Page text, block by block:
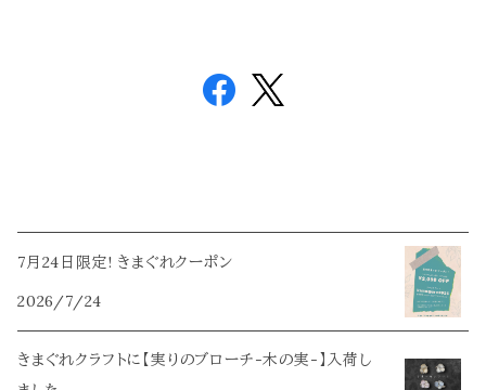
7月24日限定! きまぐれクーポン
2026/7/24
きまぐれクラフトに【実りのブローチ-木の実-】入荷し